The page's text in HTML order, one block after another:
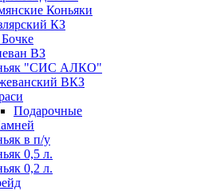
Коньяки
КЗ
ВЗ
"СИС АЛКО"
ВКЗ
Подарочные
в п/у
0,5 л.
0,2 л.